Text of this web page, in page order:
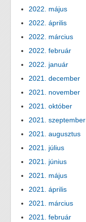
2022. május
2022. április
2022. március
2022. február
2022. január
2021. december
2021. november
2021. október
2021. szeptember
2021. augusztus
2021. július
2021. június
2021. május
2021. április
2021. március
2021. február